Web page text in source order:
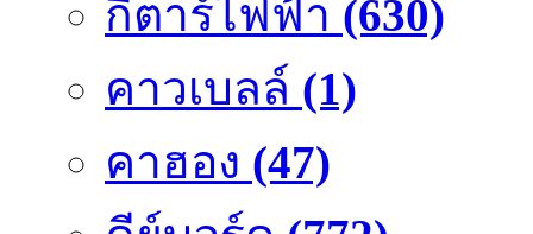
กีตาร์ไฟฟ้า (630)
คาวเบลล์ (1)
คาฮอง (47)